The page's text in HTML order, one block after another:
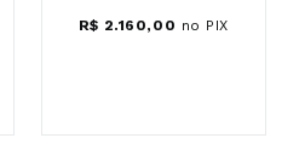
R$ 2.160, 00 no PIX